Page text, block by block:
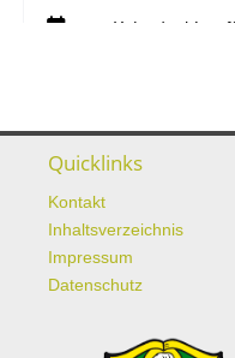
Quicklinks
Kontakt
Inhaltsverzeichnis
Impressum
Datenschutz